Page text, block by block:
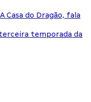
Casa do Dragão, fala
temporada da